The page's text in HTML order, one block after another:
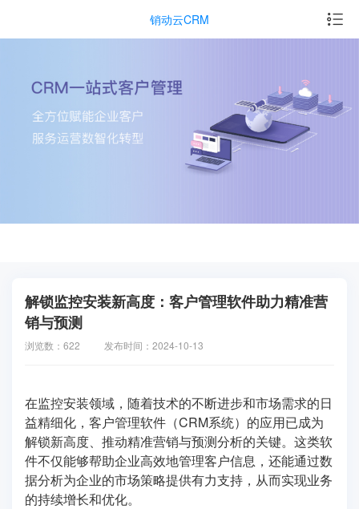
销动云CRM
解锁监控安装新高度：客户管理软件助力精准营
销与预测
浏览数：622 发布时间：2024-10-13
在监控安装领域，随着技术的不断进步和市场需求的日
益精细化，客户管理软件（CRM系统）的应用已成为
解锁新高度、推动精准营销与预测分析的关键。这类软
件不仅能够帮助企业高效地管理客户信息，还能通过数
据分析为企业的市场策略提供有力支持，从而实现业务
的持续增长和优化。